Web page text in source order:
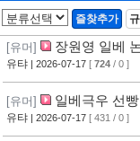
즐찾추가
[유머] 장원영 일베
유탸 | 2026-07-17 [ 724 / 0 ]
[유머] 일베극우 선
유탸 | 2026-07-17 [ 431 / 0 ]